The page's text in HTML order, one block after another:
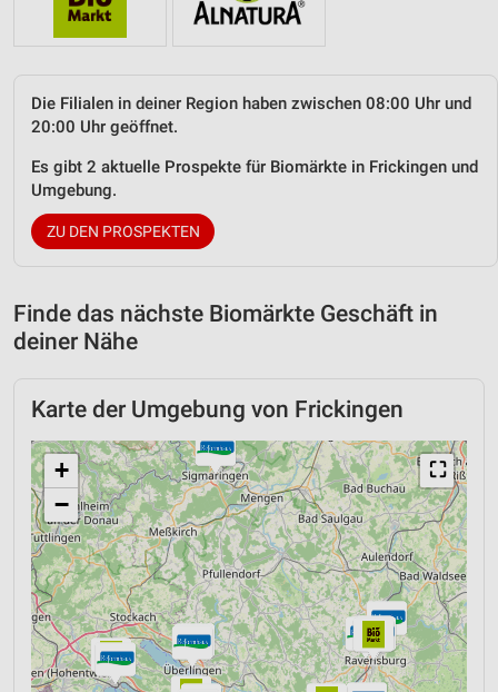
Die Filialen in deiner Region haben zwischen 08:00 Uhr und
20:00 Uhr geöffnet.
Es gibt 2 aktuelle Prospekte für Biomärkte in Frickingen und
Umgebung.
ZU DEN PROSPEKTEN
Finde das nächste Biomärkte Geschäft in
deiner Nähe
Karte der Umgebung von Frickingen
⛶
+
−